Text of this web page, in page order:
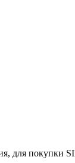
для покупки